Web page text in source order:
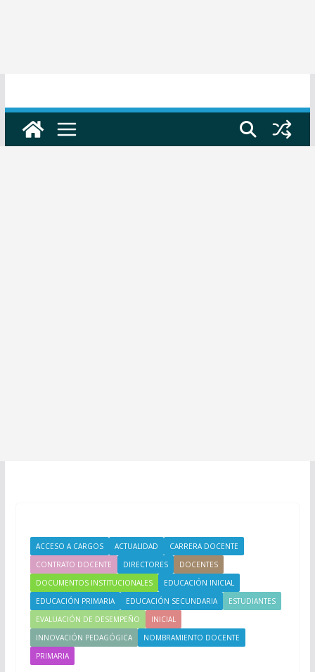
ACCESO A CARGOS ACTUALIDAD
CARRERA DOCENTE
CONTRATO DOCENTE
DIRECTORES
DOCENTES
DOCUMENTOS INSTITUCIONALES
EDUCACIÓN INICIAL
EDUCACIÓN PRIMARIA
EDUCACIÓN SECUNDARIA
ESTUDIANTES
EVALUACIÓN DE DESEMPEÑO
INICIAL
INNOVACIÓN PEDAGÓGICA
NOMBRAMIENTO DOCENTE
PRIMARIA